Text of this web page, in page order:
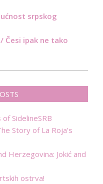
srpskog
/ Česi ipak ne tako
SidelineSRB
Story of La Roja’s
Herzegovina: Jokić and
ostrva!